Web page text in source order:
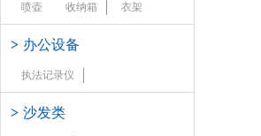
喷壶
收纳箱 衣架
> 办公设备
执法记录仪
> 沙发类